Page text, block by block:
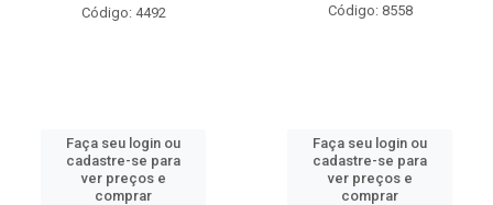
Código: 4492
Faça seu login ou
cadastre-se para
ver preços e
comprar
Código: 8558
Faça seu login ou
cadastre-se para
ver preços e
comprar